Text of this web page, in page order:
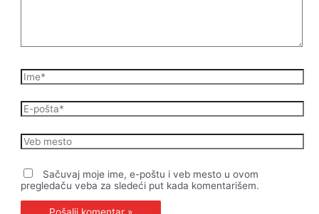
Ime*
E-
pošta*
Veb
mesto
Sačuvaj moje ime, e-poštu i veb mesto u ovom
pregledaču veba za sledeći put kada komentarišem.